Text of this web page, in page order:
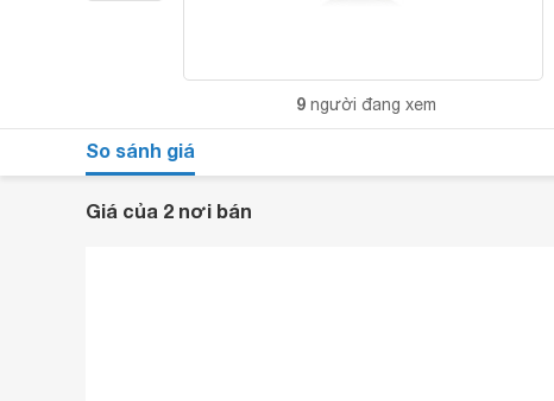
9 người đang xem
So sánh giá
Giá của 2 nơi bán